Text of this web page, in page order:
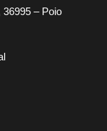
36995 – Poio